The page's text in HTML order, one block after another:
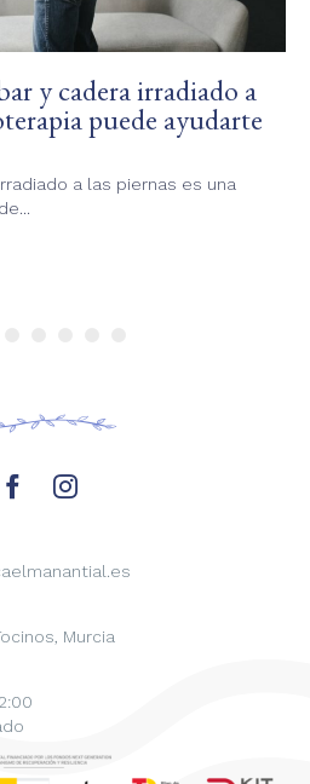
y cadera irradiado a
puede ayudarte
a las piernas es una
Murcia